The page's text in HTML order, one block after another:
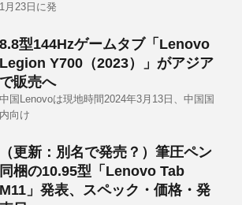
1月23日に発
8.8型144Hzゲームタブ「Lenovo
Legion Y700（2023）」がアジア
で販売へ
中国Lenovoは現地時間2024年3月13日、中国国
内向け
（更新：別名で発売？）筆圧ペン
同梱の10.95型「Lenovo Tab
M11」発表、スペック・価格・発